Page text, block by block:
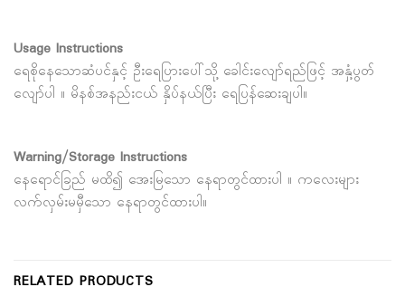
Usage Instructions
ရေစိုနေသောဆံပင်နှင့် ဦးရေပြားပေါ်သို့ ခေါင်းလျော်ရည်ဖြင့် အနှံ့ပွတ်
လျော်ပါ ။ မိနစ်အနည်းငယ် နှိပ်နယ်ပြီး ရေပြန်ဆေးချပါ။
Warning/Storage Instructions
နေရောင်ခြည် မထိ၍ အေးမြသော နေရာတွင်ထားပါ ။ ကလေးများ
လက်လှမ်းမမှီသော နေရာတွင်ထားပါ။
RELATED PRODUCTS